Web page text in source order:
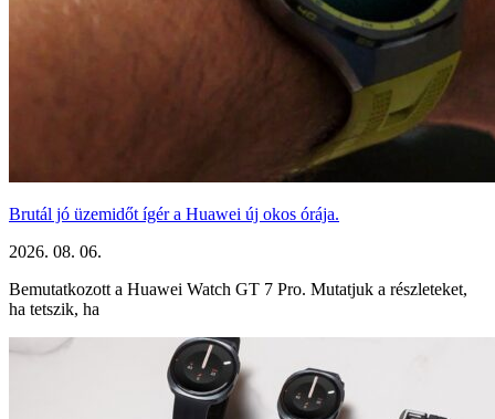
Brutál jó üzemidőt ígér a Huawei új okos órája.
2026. 08. 06.
Bemutatkozott a Huawei Watch GT 7 Pro. Mutatjuk a részleteket,
ha tetszik, ha